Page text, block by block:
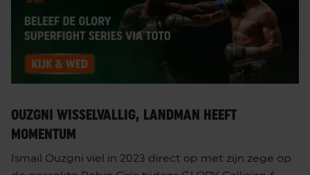
OUZGNI WISSELVALLIG, LANDMAN HEEFT
MOMENTUM
Ismail Ouzgni viel in 2023 direct op met zijn zege op